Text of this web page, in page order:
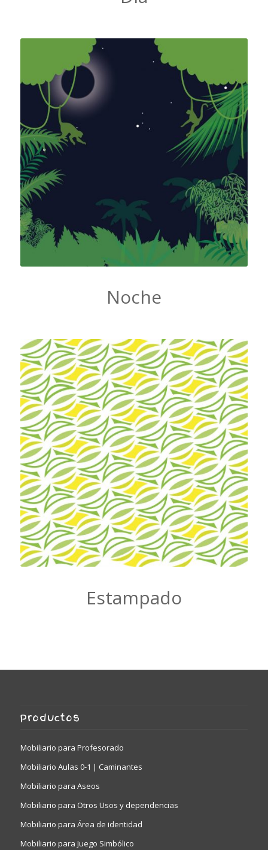
Noche
Estampado
Productos
Mobiliario para Profesorado
Mobiliario Aulas 0-1 | Caminantes
Mobiliario para Aseos
Mobiliario para Otros Usos y dependencias
Mobiliario para Área de identidad
Mobiliario para Juego Simbólico